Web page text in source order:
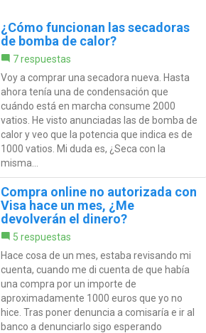
¿Cómo funcionan las secadoras
de bomba de calor?
7 respuestas
Voy a comprar una secadora nueva. Hasta
ahora tenía una de condensación que
cuándo está en marcha consume 2000
vatios. He visto anunciadas las de bomba de
calor y veo que la potencia que indica es de
1000 vatios. Mi duda es, ¿Seca con la
misma...
Compra online no autorizada con
Visa hace un mes, ¿Me
devolverán el dinero?
5 respuestas
Hace cosa de un mes, estaba revisando mi
cuenta, cuando me di cuenta de que había
una compra por un importe de
aproximadamente 1000 euros que yo no
hice. Tras poner denuncia a comisaría e ir al
banco a denunciarlo sigo esperando